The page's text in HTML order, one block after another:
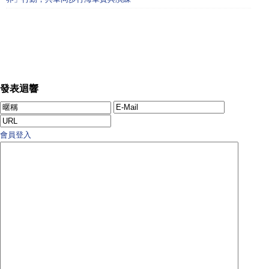
發表迴響
會員登入